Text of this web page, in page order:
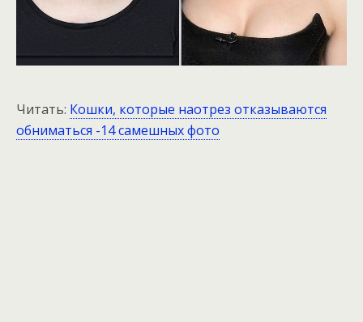
Читать: Кошки, которые наотрез отказываются
обниматься -14 самешных фото